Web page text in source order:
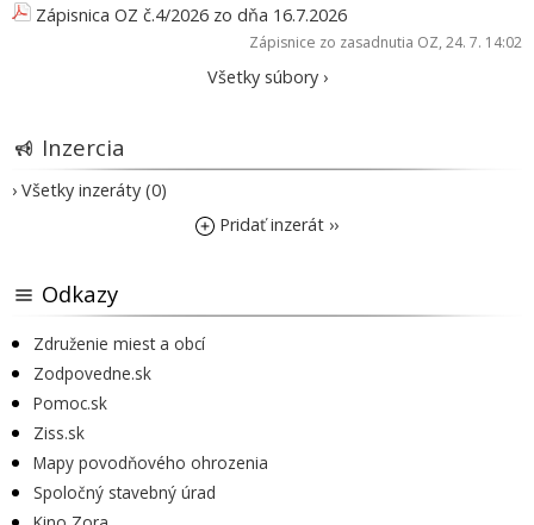
Zápisnica OZ č.4/2026 zo dňa 16.7.2026
Zápisnice zo zasadnutia OZ, 24. 7. 14:02
Všetky súbory ›
Inzercia
› Všetky inzeráty (0)
Pridať inzerát ››
Odkazy
Združenie miest a obcí
Zodpovedne.sk
Pomoc.sk
Ziss.sk
Mapy povodňového ohrozenia
Spoločný stavebný úrad